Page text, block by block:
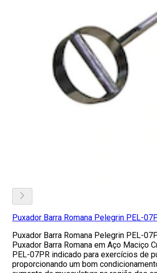
Puxador Barra Romana Pelegrin PEL-
Puxador Barra Romana Pelegrin PEL-
Puxador Barra Romana em Aço Maciço
PEL-07PR indicado para exercícios de
proporcionando um bom